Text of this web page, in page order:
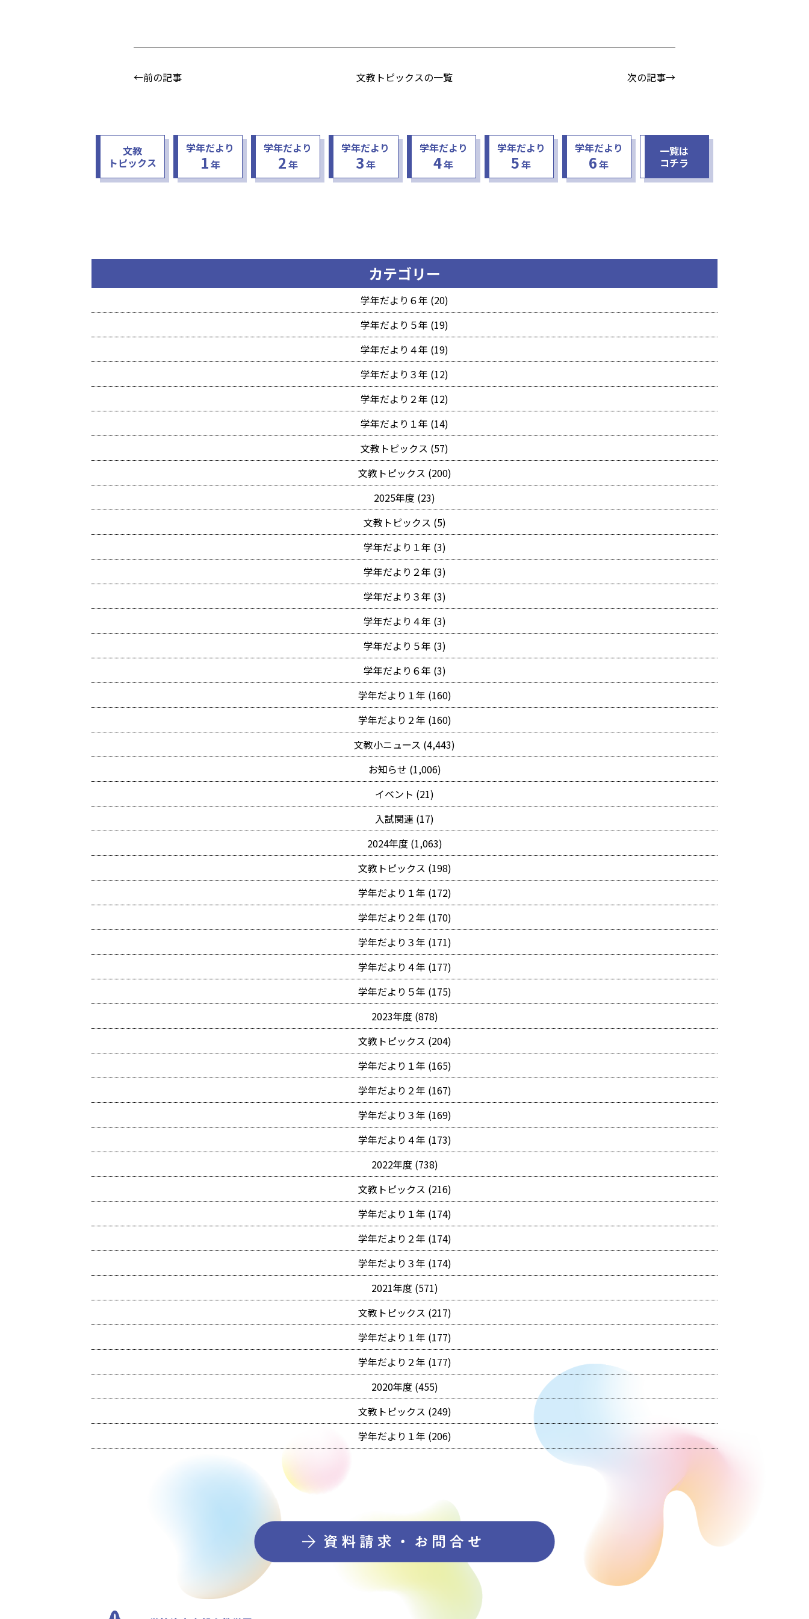
←前の記事 文教トピックスの一覧 次の記事→
文教
トピックス
学年だより
1年
学年だより
2年
学年だより
3年
学年だより
4年
学年だより
5年
学年だより
6年
一覧は
コチラ
カテゴリー
学年だより６年 (20)
学年だより５年 (19)
学年だより４年 (19)
学年だより３年 (12)
学年だより２年 (12)
学年だより１年 (14)
文教トピックス (57)
文教トピックス (200)
2025年度 (23)
文教トピックス (5)
学年だより１年 (3)
学年だより２年 (3)
学年だより３年 (3)
学年だより４年 (3)
学年だより５年 (3)
学年だより６年 (3)
学年だより１年 (160)
学年だより２年 (160)
文教小ニュース (4,443)
お知らせ (1,006)
イベント (21)
入試関連 (17)
2024年度 (1,063)
文教トピックス (198)
学年だより１年 (172)
学年だより２年 (170)
学年だより３年 (171)
学年だより４年 (177)
学年だより５年 (175)
2023年度 (878)
文教トピックス (204)
学年だより１年 (165)
学年だより２年 (167)
学年だより３年 (169)
学年だより４年 (173)
2022年度 (738)
文教トピックス (216)
学年だより１年 (174)
学年だより２年 (174)
学年だより３年 (174)
2021年度 (571)
文教トピックス (217)
学年だより１年 (177)
学年だより２年 (177)
2020年度 (455)
文教トピックス (249)
学年だより１年 (206)